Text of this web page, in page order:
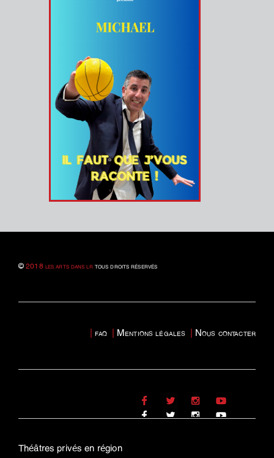
©2018 les arts dans lrtous droits réservés
faq Mentions légales Nous contacter
Théâtres privés en région